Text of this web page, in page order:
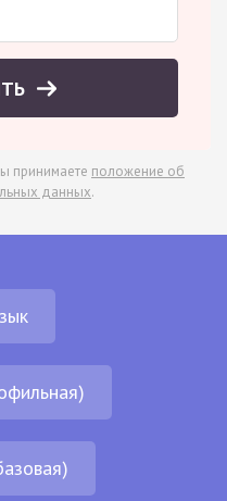
принимаете положение об
данных.